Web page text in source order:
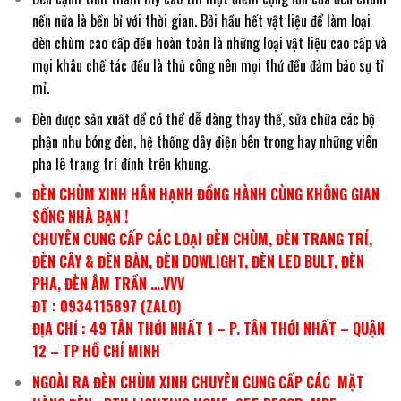
nến nữa là bền bỉ với thời gian. Bởi hầu hết vật liệu để làm loại
đèn chùm cao cấp đều hoàn toàn là những loại vật liệu cao cấp và
mọi khâu chế tác đều là thủ công nên mọi thứ đều đảm bảo sự tỉ
mỉ.
Đèn được sản xuất để có thể dễ dàng thay thế, sửa chữa các bộ
phận như bóng đèn, hệ thống dây điện bên trong hay những viên
pha lê trang trí đính trên khung.
ĐÈN CHÙM XINH HÂN HẠNH ĐỒNG HÀNH CÙNG KHÔNG GIAN
SỐNG NHÀ BẠN !
CHUYÊN CUNG CẤP CÁC LOẠI ĐÈN CHÙM, ĐÈN TRANG TRÍ,
ĐÈN CÂY & ĐÈN BÀN, ĐÈN DOWLIGHT, ĐÈN LED BULT, ĐÈN
PHA, ĐÈN ÂM TRẦN ….VVV
ĐT : 0934115897 (ZALO)
ĐỊA CHỈ : 49 TÂN THỚI NHẤT 1 – P. TÂN THỚI NHẤT – QUẬN
12 – TP HỒ CHÍ MINH
NGOÀI RA ĐÈN CHÙM XINH CHUYÊN CUNG CẤP CÁC MẶT